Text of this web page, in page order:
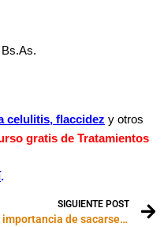
celulitis, flaccidez y otros
gratis de Tratamientos
.
SIGUIENTE POST
La importancia de sacarse el maquillaje.